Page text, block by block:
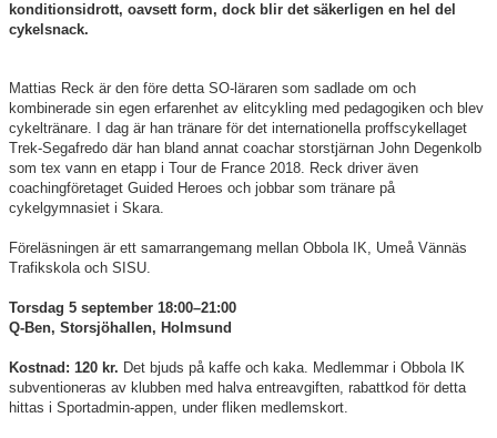
konditionsidrott, oavsett form, dock blir det säkerligen en hel del
cykelsnack.
Mattias Reck är den före detta SO-läraren som sadlade om och
kombinerade sin egen erfarenhet av elitcykling med pedagogiken och blev
cykeltränare. I dag är han tränare för det internationella proffscykellaget
Trek-Segafredo där han bland annat coachar storstjärnan John Degenkolb
som tex vann en etapp i Tour de France 2018. Reck driver även
coachingföretaget Guided Heroes och jobbar som tränare på
cykelgymnasiet i Skara.
Föreläsningen är ett samarrangemang mellan Obbola IK, Umeå Vännäs
Trafikskola och SISU.
Torsdag 5 september 18:00–21:00
Q-Ben, Storsjöhallen, Holmsund
Kostnad: 120 kr. Det bjuds på kaffe och kaka. Medlemmar i Obbola IK
subventioneras av klubben med halva entreavgiften, rabattkod för detta
hittas i Sportadmin-appen, under fliken medlemskort.